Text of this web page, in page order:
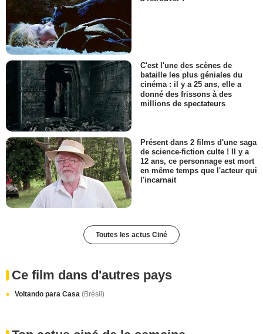
C'est l'une des scènes de
bataille les plus géniales du
cinéma : il y a 25 ans, elle a
donné des frissons à des
millions de spectateurs
Présent dans 2 films d'une saga
de science-fiction culte ! Il y a
12 ans, ce personnage est mort
en même temps que l'acteur qui
l'incarnait
Toutes les actus Ciné
Ce film dans d'autres pays
Voltando para Casa (Brésil)